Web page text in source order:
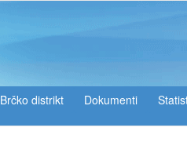
Brčko distrikt Dokumenti